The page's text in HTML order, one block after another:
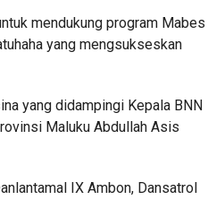
mendukung program Mabes
yang mengsukseskan
yang didampingi Kepala BNN
Maluku Abdullah Asis
IX Ambon, Dansatrol